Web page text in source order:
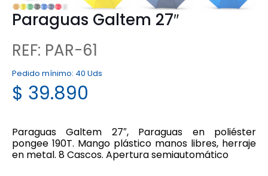
Paraguas Galtem 27″
REF: PAR-61
Pedido mínimo: 40 Uds
$ 39.890
Paraguas Galtem 27″, Paraguas en poliéster
pongee 190T. Mango plástico manos libres, herraje
en metal. 8 Cascos. Apertura semiautomático